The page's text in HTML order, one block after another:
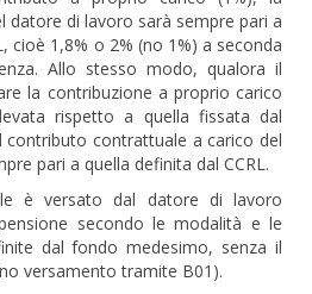
datore di lavoro sarà sempre pari a
cioè 1,8% o 2% (no 1%) a seconda
Allo stesso modo, qualora il
la contribuzione a proprio carico
rispetto a quella fissata dal
contributo contrattuale a carico del
pari a quella definita dal CCRL.
è versato dal datore di lavoro
secondo le modalità e le
dal fondo medesimo, senza il
versamento tramite B01).